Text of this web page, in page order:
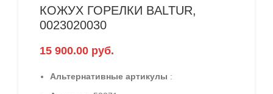
КОЖУХ ГОРЕЛКИ BALTUR,
0023020030
15 900.00 руб.
Альтернативные артикулы :